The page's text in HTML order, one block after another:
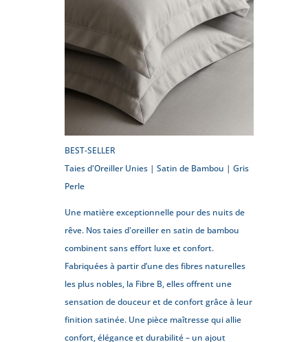
BEST-SELLER
Taies d'Oreiller Unies | Satin de Bambou | Gris
Perle
Une matière exceptionnelle pour des nuits de
rêve. Nos taies d'oreiller en satin de bambou
combinent sans effort luxe et confort.
Fabriquées à partir d’une des fibres naturelles
les plus nobles, la Fibre B, elles offrent une
sensation de douceur et de confort grâce à leur
finition satinée. Une pièce maîtresse qui allie
confort, élégance et durabilité – un ajout